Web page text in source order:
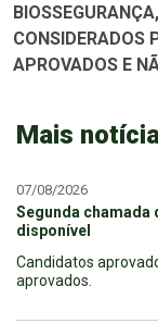
CONSIDERADOS
APROVADOS E
Mais
07/08/2026
Segunda chamada
disponível
Candidatos
aprovados.